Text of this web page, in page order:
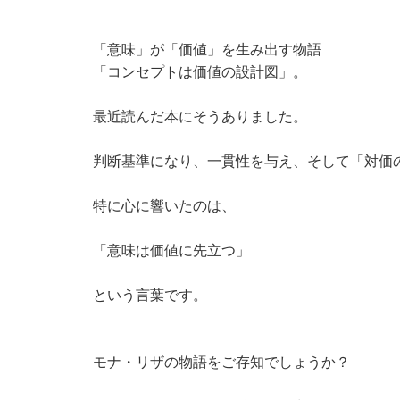
「意味」が「価値」を生み出す物語
「コンセプトは価値の設計図」。
最近読んだ本にそうありました。
判断基準になり、一貫性を与え、そして「対価
特に心に響いたのは、
「意味は価値に先立つ」
という言葉です。
モナ・リザの物語をご存知でしょうか？